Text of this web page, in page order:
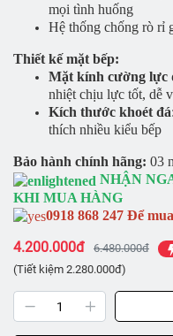
mọi tình huống
Hệ thống chống rò rỉ
Thiết kế mặt bếp:
Mặt kính cường lực
nhiệt chịu lực tốt, dễ
Kích thước khoét đá
thích nhiều kiểu bếp
Bảo hành chính hãng: 03
NHẬN
KHI MUA HÀNG
0918 868 247 Để
4.200.000đ 6.480.000đ
(Tiết kiệm 2.280.000đ)